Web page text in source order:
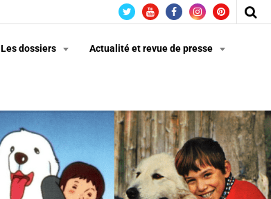
Les dossiers Actualité et revue de presse